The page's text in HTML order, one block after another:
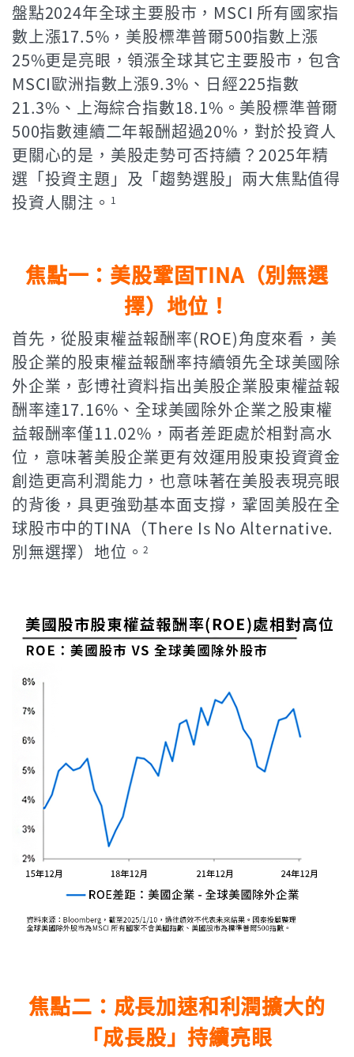
盤點2024年全球主要股市，MSCI 所有國家指
數上漲17.5%，美股標準普爾500指數上漲
25%更是亮眼，領漲全球其它主要股市，包含
MSCI歐洲指數上漲9.3%、日經225指數
21.3%、上海綜合指數18.1%。美股標準普爾
500指數連續二年報酬超過20%，對於投資人
更關心的是，美股走勢可否持續？2025年精
選「投資主題」及「趨勢選股」兩大焦點值得
投資人關注。 1
焦點一：美股鞏固TINA（別無選
擇）地位！
首先，從股東權益報酬率(ROE)角度來看，美
股企業的股東權益報酬率持續領先全球美國除
外企業，彭博社資料指出美股企業股東權益報
酬率達17.16%、全球美國除外企業之股東權
益報酬率僅11.02%，兩者差距處於相對高水
位，意味著美股企業更有效運用股東投資資金
創造更高利潤能力，也意味著在美股表現亮眼
的背後，具更強勁基本面支撐，鞏固美股在全
球股市中的TINA（There Is No Alternative.
別無選擇）地位。2
焦點二：成長加速和利潤擴大的
「成長股」持續亮眼